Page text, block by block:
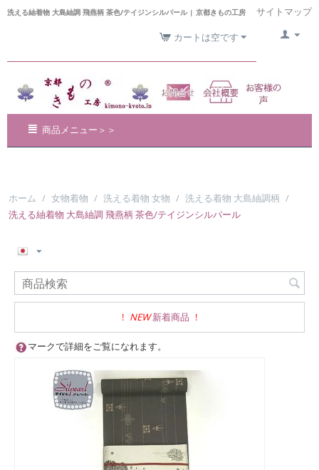
洗える紬着物 大島紬調 飛燕柄 茶色/テイジンシルパール | 京都きもの工房
サイトマップ
カートは空です
商品メニュー＞＞
ホーム / 女物着物 / 洗える着物 女物 / 洗える着物 大島紬調柄 /
洗える紬着物 大島紬調 飛燕柄 茶色/テイジンシルパール
! NEW 新着商品 !
マークで詳細をご覧になれます。